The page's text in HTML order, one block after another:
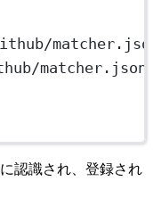
認識され、登録され